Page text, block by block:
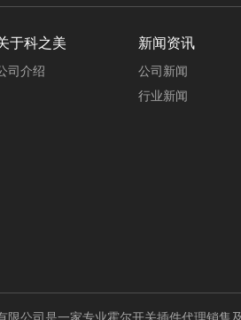
于科之美
司介绍
新闻资讯
公司新闻
行业新闻